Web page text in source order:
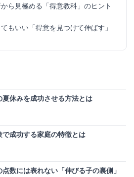
ら見極める「得意教科」のヒント
もいい「得意を見つけて伸ばす」
夏休みを成功させる方法とは
で成功する家庭の特徴とは
点数には表れない「伸びる子の裏側」